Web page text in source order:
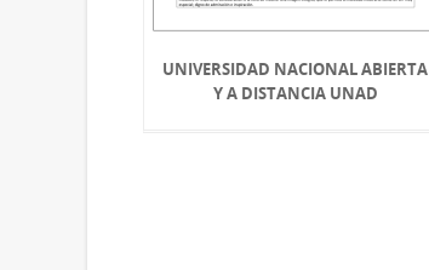
UNIVERSIDAD NACIONAL ABIERTA
Y A DISTANCIA UNAD